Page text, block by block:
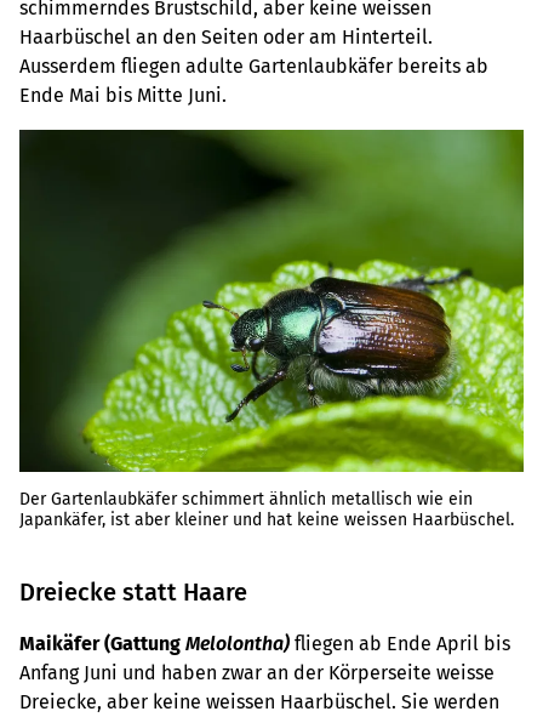
schimmerndes Brustschild, aber keine weissen
Haarbüschel an den Seiten oder am Hinterteil.
Ausserdem fliegen adulte Gartenlaubkäfer bereits ab
Ende Mai bis Mitte Juni.
Der Gartenlaubkäfer schimmert ähnlich metallisch wie ein
Japankäfer, ist aber kleiner und hat keine weissen Haarbüschel.
Dreiecke statt Haare
Maikäfer (Gattung Melolontha) fliegen ab Ende April bis
Anfang Juni und haben zwar an der Körperseite weisse
Dreiecke, aber keine weissen Haarbüschel. Sie werden